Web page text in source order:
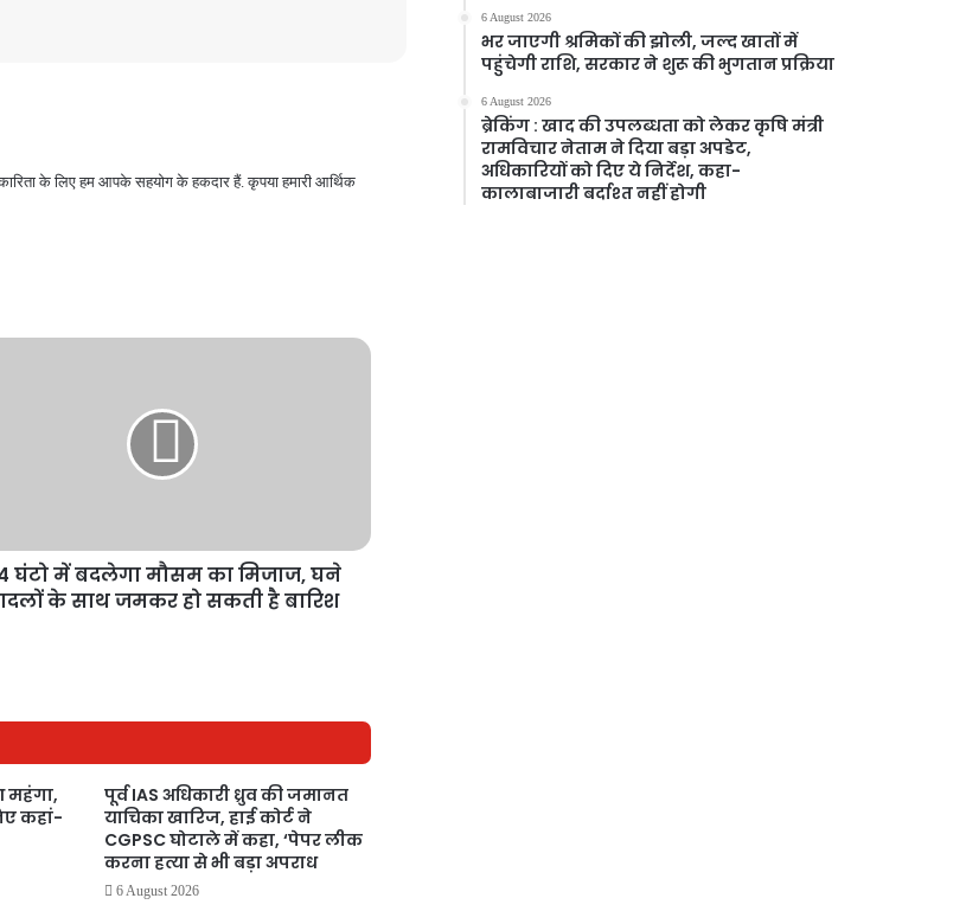
के लिए हम आपके सहयोग के हकदार हैं. कृपया हमारी आर्थिक
घंटो में बदलेगा मौसम का मिजाज, घने
के साथ जमकर हो सकती है बारिश
महंगा,
कहां-
पूर्व IAS अधिकारी ध्रुव की जमानत
याचिका खारिज, हाई कोर्ट ने
CGPSC घोटाले में कहा, ‘पेपर लीक
करना हत्या से भी बड़ा अपराध
6 August 2026
6 August 2026
भर जाएगी श्रमिकों की झोली, जल्द खातों में
पहुंचेगी राशि, सरकार ने शुरू की भुगतान प्रक्रिया
6 August 2026
ब्रेकिंग : खाद की उपलब्धता को लेकर कृषि मंत्री
रामविचार नेताम ने दिया बड़ा अपडेट,
अधिकारियों को दिए ये निर्देश, कहा-
कालाबाजारी बर्दाश्त नहीं होगी